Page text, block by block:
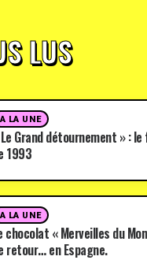
LUS
A LA UNE
Grand détournement » :
1993
A LA UNE
chocolat « Merveilles du
retour… en Espagne.